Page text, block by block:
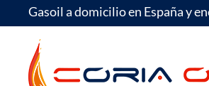
al
contenido
Gasoil a domicilio en España y